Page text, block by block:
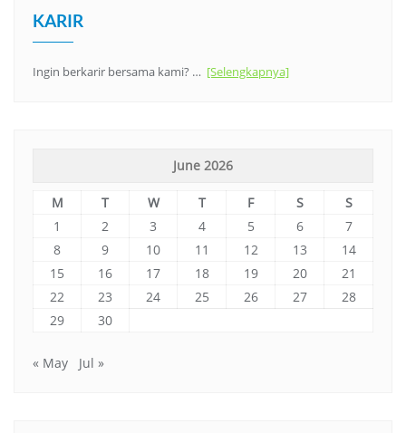
KARIR
Ingin berkarir bersama kami? … [Selengkapnya]
June 2026
M T W T F S
S
1
2 3 4 5 6
7
8
9 10 11 12 13
14
15
16 17 18 19 20
21
22
23 24 25 26 27
28
29
30
« May Jul »